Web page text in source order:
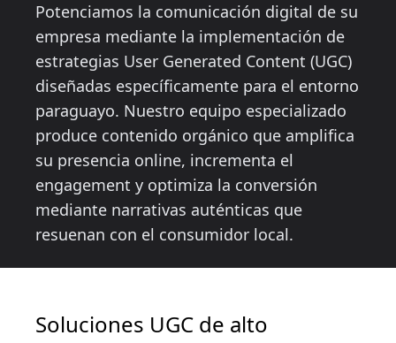
Potenciamos la comunicación digital de su
empresa mediante la implementación de
estrategias User Generated Content (UGC)
diseñadas específicamente para el entorno
paraguayo. Nuestro equipo especializado
produce contenido orgánico que amplifica
su presencia online, incrementa el
engagement y optimiza la conversión
mediante narrativas auténticas que
resuenan con el consumidor local.
Soluciones UGC de alto